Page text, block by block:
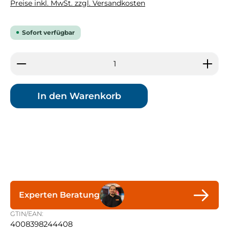
Preise inkl. MwSt. zzgl. Versandkosten
Sofort verfügbar
Produkt Anzahl: Gib den gewünschten Wert
In den Warenkorb
Experten Beratung
GTIN/EAN:
4008398244408